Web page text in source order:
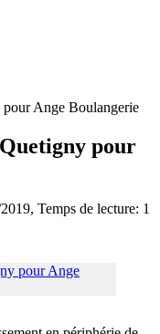
Ange Boulangerie
pour
, Temps de lecture: 1